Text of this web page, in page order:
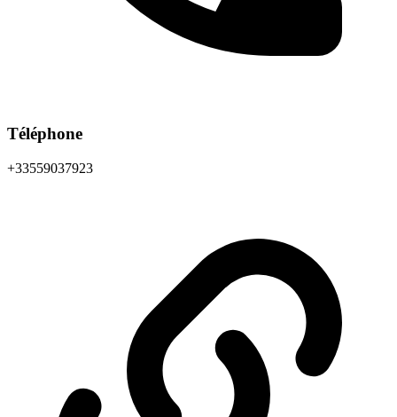
Téléphone
+33559037923